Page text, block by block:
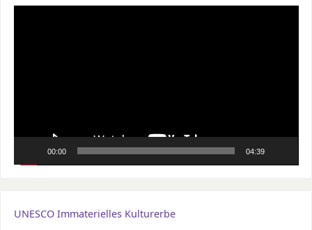
00:00 04:39
UNESCO Immaterielles Kulturerbe